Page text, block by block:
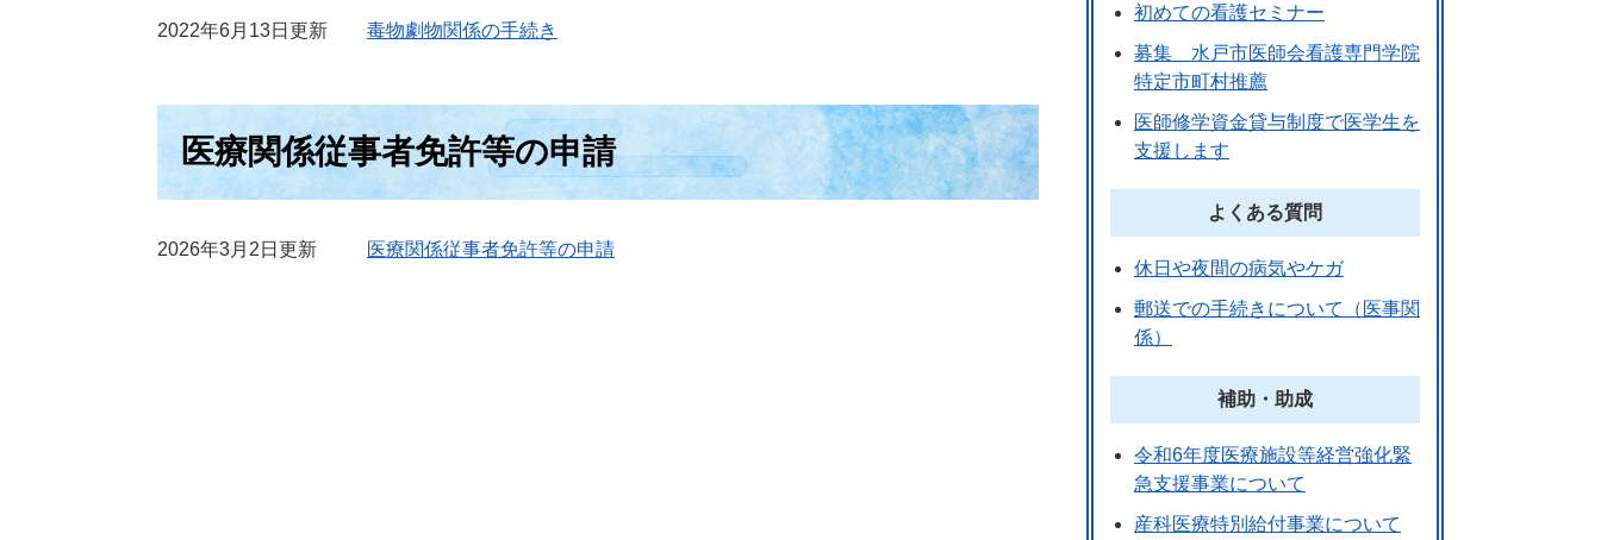
2022年6月13日更新 毒物劇物関係の手続き
医療関係従事者免許等の申請
2026年3月2日更新 医療関係従事者免許等の申請
初めての看護セミナー
募集 水戸市医師会看護専門学院
特定市町村推薦
医師修学資金貸与制度で医学生を
支援します
よくある質問
休日や夜間の病気やケガ
郵送での手続きについて（医事関
係）
補助・助成
令和6年度医療施設等経営強化緊
急支援事業について
産科医療特別給付事業について